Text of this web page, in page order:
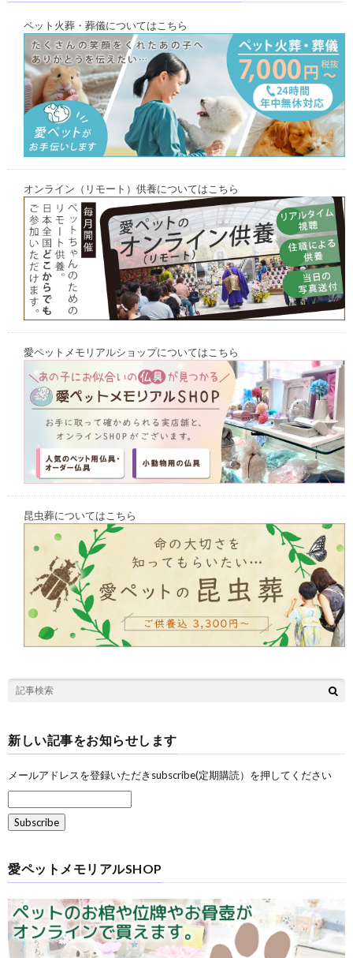
ペット火葬・葬儀についてはこちら
オンライン（リモート）供養についてはこちら
愛ペットメモリアルショップについてはこちら
昆虫葬についてはこちら
新しい記事をお知らせします
メールアドレスを登録いただきsubscribe(定期購読）を押してください
愛ペットメモリアルSHOP